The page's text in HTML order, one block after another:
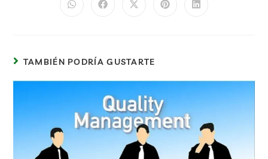
TAMBIÉN PODRÍA GUSTARTE